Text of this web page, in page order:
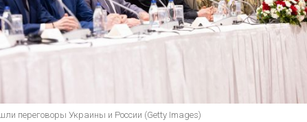
переговоры Украины и России (Getty Images)